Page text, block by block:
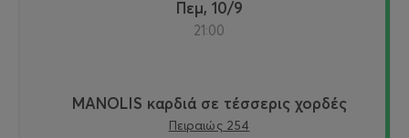
Πεμ, 10/9
21:00
MANOLIS καρδιά σε τέσσερις χορδές
Πειραιώς 254